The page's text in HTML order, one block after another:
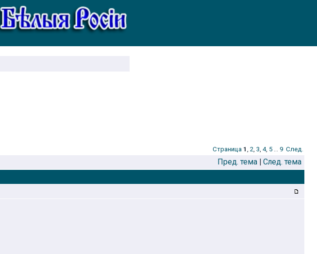
Стрaница 1 , 2, 3, 4, 5 ... 9 След.
Пред. тема | След. тема